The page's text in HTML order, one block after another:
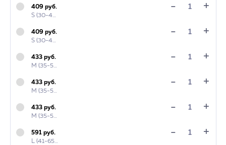
409 руб.
S (30-45 см) бирюзовый
- +
409 руб.
S (30-45 см) черный
- +
433 руб.
M (35-53 см) красный
- +
433 руб.
M (35-53 см) бирюзовый
- +
433 руб.
M (35-53 см) черный
- +
591 руб.
L (41-65 см) черный
- +